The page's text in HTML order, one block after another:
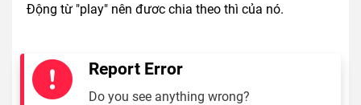
Động từ "play" nên đươc chia theo thì của nó.
Report Error
Do you see anything wrong?